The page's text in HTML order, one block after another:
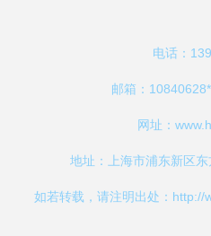
电话：
邮箱：
网址：
地址：上海市浦东新区
如若转载，请注明出处：http://